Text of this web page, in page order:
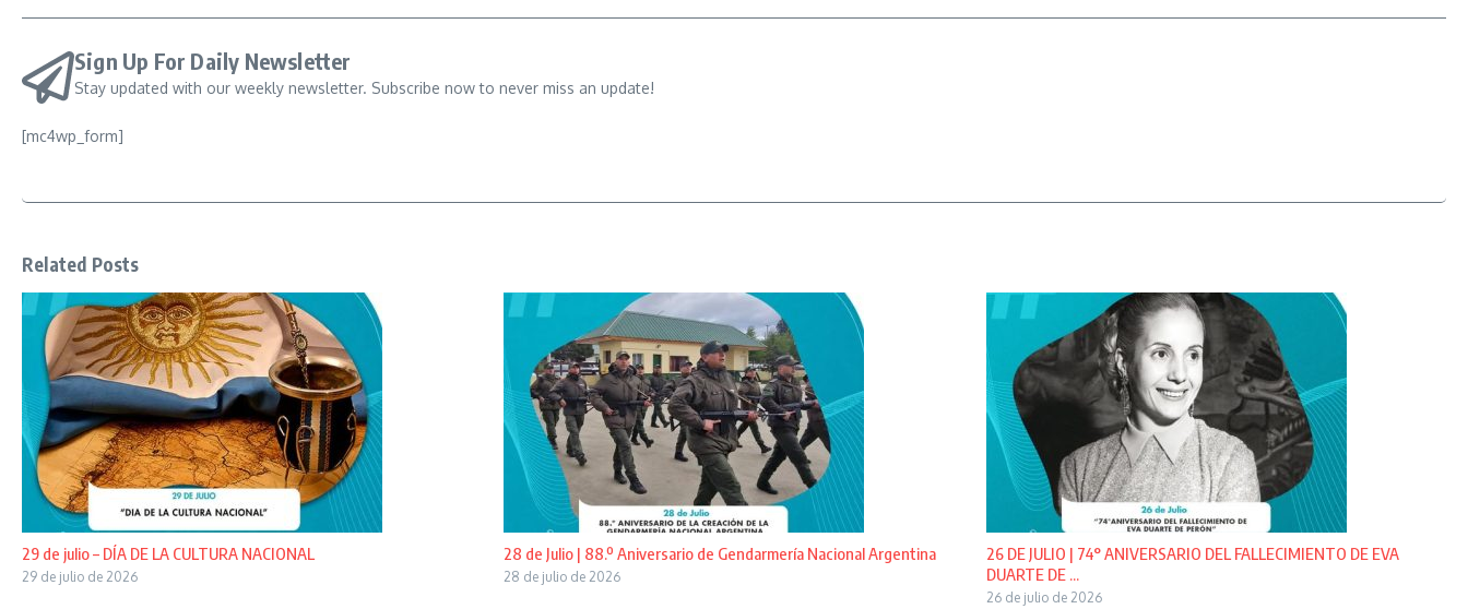
Sign Up For Daily Newsletter
Stay updated with our weekly newsletter. Subscribe now to never miss an update!
[mc4wp_form]
Related Posts
29 de julio – DÍA DE LA CULTURA NACIONAL
29 de julio de 2026
28 de Julio | 88.º Aniversario de Gendarmería Nacional Argentina
28 de julio de 2026
26 DE JULIO | 74° ANIVERSARIO DEL FALLECIMIENTO DE EVA
DUARTE DE ...
26 de julio de 2026